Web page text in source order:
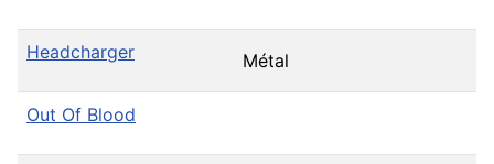
Headcharger Métal
Out Of Blood